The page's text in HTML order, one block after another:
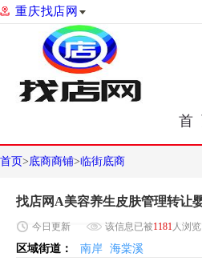
重庆找店网
首
首页>底商商铺>临街底商
找店网A美容养生皮肤管理转让
今日 更新 该信息已被1181人浏览
区域街道： 南岸 海棠溪